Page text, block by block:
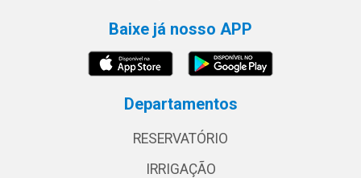
Baixe já nosso APP
Departamentos
RESERVATÓRIO
IRRIGAÇÃO